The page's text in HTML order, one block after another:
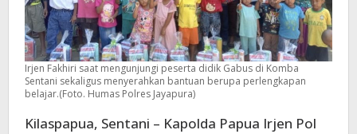
Irjen Fakhiri saat mengunjungi peserta didik Gabus di Komba
Sentani sekaligus menyerahkan bantuan berupa perlengkapan
belajar.(Foto. Humas Polres Jayapura)
Kilaspapua, Sentani – Kapolda Papua Irjen Pol